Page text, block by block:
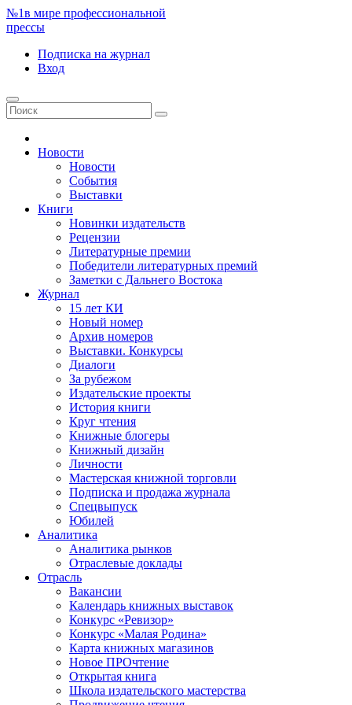
№1в мире профессиональной
прессы
Подписка на журнал
Вход
Новости
Новости
События
Выставки
Книги
Новинки издательств
Рецензии
Литературные премии
Победители литературных премий
Заметки с Дальнего Востока
Журнал
15 лет КИ
Новый номер
Архив номеров
Выставки. Конкурсы
Диалоги
За рубежом
Издательские проекты
История книги
Круг чтения
Книжные блогеры
Книжный дизайн
Личности
Мастерская книжной торговли
Подписка и продажа журнала
Спецвыпуск
Юбилей
Аналитика
Аналитика рынков
Отраслевые доклады
Отрасль
Вакансии
Календарь книжных выставок
Конкурс «Ревизор»
Конкурс «Малая Родина»
Карта книжных магазинов
Новое ПРОчтение
Открытая книга
Школа издательского мастерства